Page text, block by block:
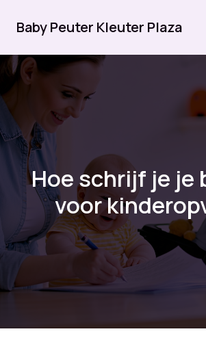
naar
inhoud
Baby Peuter Kleuter Plaza
Hoe schrijf je je
voor